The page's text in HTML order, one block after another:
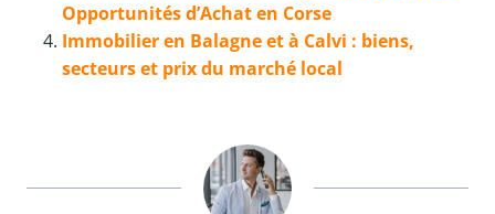
Opportunités d’Achat en Corse
Immobilier en Balagne et à Calvi : biens,
secteurs et prix du marché local